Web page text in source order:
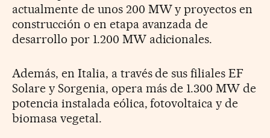
actualmente de unos 200 MW y proyectos en
construcción o en etapa avanzada de
desarrollo por 1.200 MW adicionales.
Además, en Italia, a través de sus filiales EF
Solare y Sorgenia, opera más de 1.300 MW de
potencia instalada eólica, fotovoltaica y de
biomasa vegetal.